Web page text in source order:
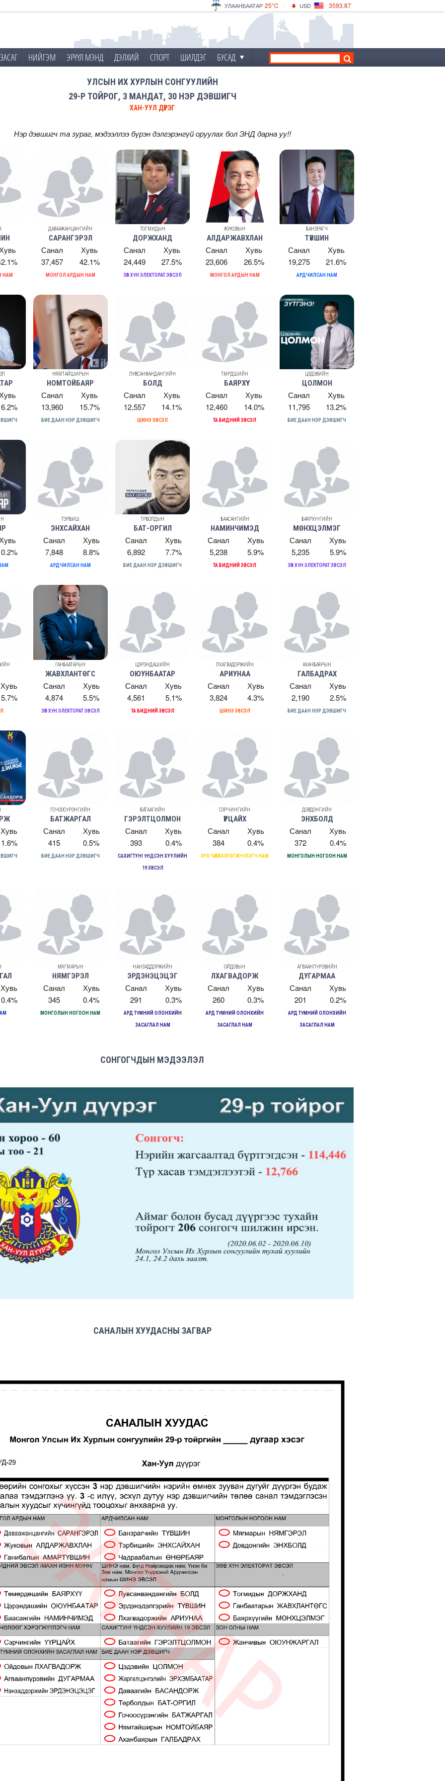
25°C
УЛААНБААТАР
29°C
ДАРХАН
26°C
ЭРДЭНЭТ
USD 3593.87
4141.04
НИЙГЭМ ЭРҮҮЛ МЭНД ДЭЛХИЙ СПОРТ ШИЛДЭГ БУСАД
УЛСЫН ИХ ХУРЛЫН СОНГУУЛИЙН
29-Р ТОЙРОГ, 3 МАНДАТ, 30 НЭР ДЭВШИГЧ
ХАН-УУЛ ДҮҮРЭГ
Нэр дэвшигч та зураг, мэдээллээ бүрэн дэлгэрэнгүй оруулах болЭНД дарна уу!!
НАМ
ДАВААЖАНЦАНГИЙН
САРАНГЭРЭЛ
Санал
Хувь
37,457
42.1%
МОНГОЛ АРДЫН НАМ
ТОГМИДЫН
ДОРЖХАНД
Санал
Хувь
24,449
27.5%
ЗӨВ ХҮН ЭЛЕКТОРАТ ЭВСЭЛ
ЖУКОВЫН
АЛДАРЖАВХЛАН
Санал
Хувь
23,606
26.5%
МОНГОЛ АРДЫН НАМ
БАНЗРАГЧ
ТҮВШИН
Санал
Хувь
19,275
21.6%
АРДЧИЛСАН НАМ
НЯМТАЙШИРЫН
НОМТОЙБАЯР
Санал
Хувь
13,960
15.7%
БИЕ ДААН НЭР ДЭВШИГЧ
ЛУВСАНВАНДАНГИЙН
БОЛД
Санал
Хувь
12,557
14.1%
ШИНЭ ЭВСЭЛ
ТӨМӨРДӨШИЙН
БАЯРХҮҮ
Санал
Хувь
12,460
14.0%
ТА БИДНИЙ ЭВСЭЛ
ЦЭДЭВИЙН
ЦОЛМОН
Санал
Хувь
11,795
13.2%
БИЕ ДААН НЭР ДЭВШИГЧ
ТЭРБИШ
ЭНХСАЙХАН
Санал
Хувь
7,848
8.8%
АРДЧИЛСАН НАМ
ТӨРБОЛДЫН
БАТ-ОРГИЛ
Санал
Хувь
6,892
7.7%
БИЕ ДААН НЭР ДЭВШИГЧ
БААСАНГИЙН
НАМИНЧИМЭД
Санал
Хувь
5,238
5.9%
ТА БИДНИЙ ЭВСЭЛ
БАЯРХҮҮГИЙН
МӨНХЦЭЛМЭГ
Санал
Хувь
5,235
5.9%
ЗӨВ ХҮН ЭЛЕКТОРАТ ЭВСЭЛ
Хувь
5.7%
ГАНБААТАРЫН
ЖАВХЛАНТӨГС
Санал
Хувь
4,874
5.5%
ЗӨВ ХҮН ЭЛЕКТОРАТ ЭВСЭЛ
ЦЭРЭНДАШИЙН
ОЮУНБААТАР
Санал
Хувь
4,561
5.1%
ТА БИДНИЙ ЭВСЭЛ
ЛХАГВАДОРЖИЙН
АРИУНАА
Санал
Хувь
3,824
4.3%
ШИНЭ ЭВСЭЛ
АХАНБАЯРЫН
ГАЛБАДРАХ
Санал
Хувь
2,190
2.5%
БИЕ ДААН НЭР ДЭВШИГЧ
Хувь
1.6%
ГОЧООСҮРЭНГИЙН
БАТЖАРГАЛ
Санал
Хувь
415
0.5%
БИЕ ДААН НЭР ДЭВШИГЧ
БАТААГИЙН
ГЭРЭЛТЦОЛМОН
Санал
Хувь
393
0.4%
САХИГТУН! ҮНДСЭН ХУУЛИЙН
19 ЭВСЭЛ
СЭРЧИНГИЙН
ҮҮРЦАЙХ
Санал
Хувь
384
0.4%
ЭРХ ЧӨЛӨӨГ ХЭРЭГЖҮҮЛЭГЧ НАМ
ДОВДОНГИЙН
ЭНХБОЛД
Санал
Хувь
372
0.4%
МОНГОЛЫН НОГООН НАМ
Хувь
0.4%
МЯГМАРЫН
НЯМГЭРЭЛ
Санал
Хувь
345
0.4%
МОНГОЛЫН НОГООН НАМ
НАНЗАДДОРЖИЙН
ЭРДЭНЭЦЭЦЭГ
Санал
Хувь
291
0.3%
АРД ТҮМНИЙ ОЛОНХИЙН
ЗАСАГЛАЛ НАМ
ОЙДОВЫН
ЛХАГВАДОРЖ
Санал
Хувь
260
0.3%
АРД ТҮМНИЙ ОЛОНХИЙН
ЗАСАГЛАЛ НАМ
АГВААНПҮРЭВИЙН
ДУГАРМАА
Санал
Хувь
201
0.2%
АРД ТҮМНИЙ ОЛОНХИЙН
ЗАСАГЛАЛ НАМ
СОНГОГЧДЫН МЭДЭЭЛЭЛ
САНАЛЫН ХУУДАСНЫ ЗАГВАР